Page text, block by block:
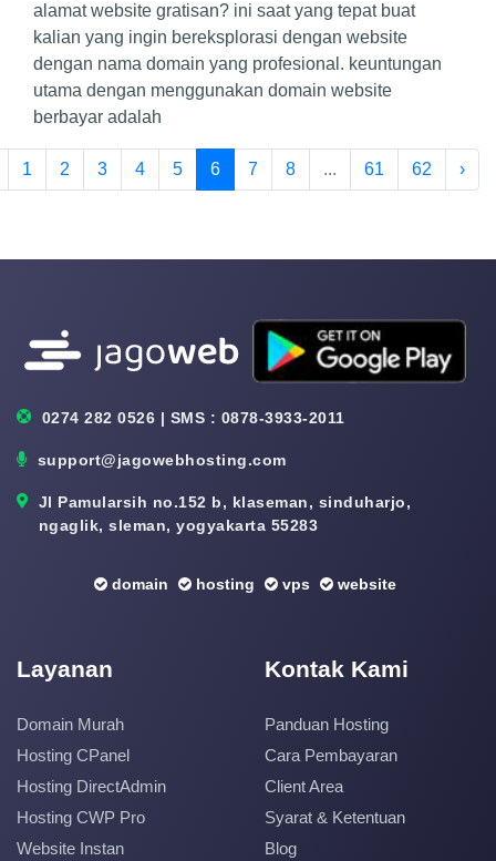
alamat website gratisan? ini saat yang tepat buat
kalian yang ingin bereksplorasi dengan website
dengan nama domain yang profesional. keuntungan
utama dengan menggunakan domain website
berbayar adalah
1 2 3 4 5 6 7 8 ... 61 62 ›
0274 282 0526 | SMS : 0878-3933-2011
support@jagowebhosting.com
Jl Pamularsih no.152 b, klaseman, sinduharjo,
ngaglik, sleman, yogyakarta 55283
domain hosting vps website
Layanan
Domain Murah
Hosting CPanel
Hosting DirectAdmin
Hosting CWP Pro
Website Instan
Kontak Kami
Panduan Hosting
Cara Pembayaran
Client Area
Syarat & Ketentuan
Blog